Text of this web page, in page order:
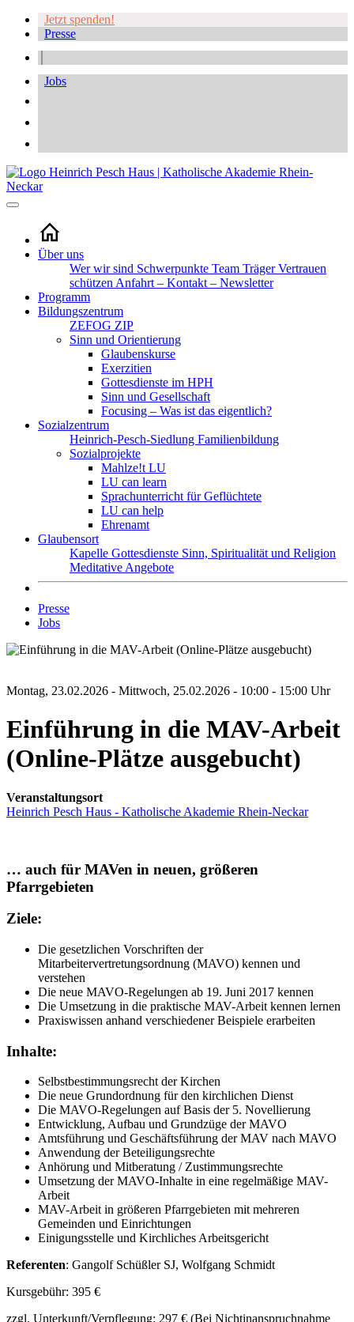
Jetzt spenden!
Presse
Jobs
Über uns
Wer wir sind Schwerpunkte Team TrägerVertrauen
schützen Anfahrt – Kontakt – Newsletter
Programm
Bildungszentrum
ZEFOG ZIP
Sinn und Orientierung
Glaubenskurse
Exerzitien
Gottesdienste im HPH
Sinn und Gesellschaft
Focusing – Was ist das eigentlich?
Sozialzentrum
Heinrich-Pesch-Siedlung Familienbildung
Sozialprojekte
Mahlze!t LU
LU can learn
Sprachunterricht für Geflüchtete
LU can help
Ehrenamt
Glaubensort
Kapelle Gottesdienste Sinn, Spiritualität und Religion
Meditative Angebote
Presse
Jobs
Montag, 23.02.2026 - Mittwoch, 25.02.2026 - 10:00 - 15:00 Uhr
Einführung in die MAV-Arbeit
(Online-Plätze ausgebucht)
Veranstaltungsort
Heinrich Pesch Haus - Katholische Akademie Rhein-Neckar
… auch für MAVen in neuen, größeren
Pfarrgebieten
Ziele:
Die gesetzlichen Vorschriften der
Mitarbeitervertretungsordnung (MAVO) kennen und
verstehen
Die neue MAVO-Regelungen ab 19. Juni 2017 kennen
Die Umsetzung in die praktische MAV-Arbeit kennen lernen
Praxiswissen anhand verschiedener Beispiele erarbeiten
Inhalte:
Selbstbestimmungsrecht der Kirchen
Die neue Grundordnung für den kirchlichen Dienst
Die MAVO-Regelungen auf Basis der 5. Novellierung
Entwicklung, Aufbau und Grundzüge der MAVO
Amtsführung und Geschäftsführung der MAV nach MAVO
Anwendung der Beteiligungsrechte
Anhörung und Mitberatung / Zustimmungsrechte
Umsetzung der MAVO-Inhalte in eine regelmäßige MAV-
Arbeit
MAV-Arbeit in größeren Pfarrgebieten mit mehreren
Gemeinden und Einrichtungen
Einigungsstelle und Kirchliches Arbeitsgericht
Referenten: Gangolf Schüßler SJ, Wolfgang Schmidt
Kursgebühr: 395 €
zzgl. Unterkunft/Verpflegung: 297 € (Bei Nichtinanspruchnahme